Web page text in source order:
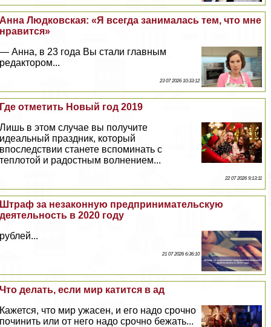
Анна Людковская: «Я всегда занималась тем, что мне
нравится»
— Анна, в 23 года Вы стали главным
редактором...
23 07 2026 10:33:12
Где отметить Новый год 2019
Лишь в этом случае вы получите
идеальный праздник, который
впоследствии станете вспоминать с
теплотой и радостным волнением...
22 07 2026 9:13:11
Штраф за незаконную предпринимательскую
деятельность в 2020 году
рублей...
21 07 2026 6:36:10
Что делать, если мир катится в ад
Кажется, что мир ужасен, и его надо срочно
починить или от него надо срочно бежать...